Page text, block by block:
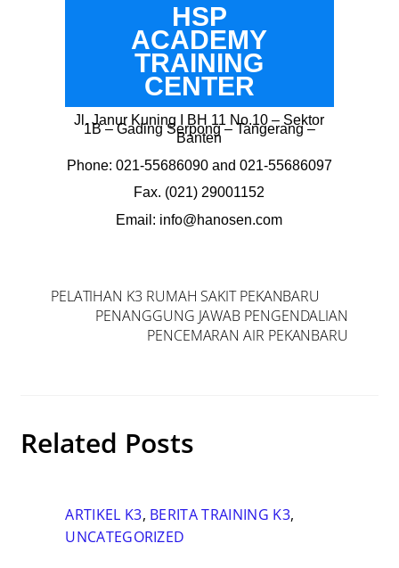
HSP
ACADEMY
TRAINING
CENTER
Jl. Janur Kuning I BH 11 No.10 – Sektor
1B – Gading Serpong – Tangerang –
Banten
Phone: 021-55686090 and 021-55686097
Fax. (021) 29001152
Email: info@hanosen.com
PELATIHAN K3 RUMAH SAKIT PEKANBARU
PENANGGUNG JAWAB PENGENDALIAN
PENCEMARAN AIR PEKANBARU
Related Posts
ARTIKEL K3, BERITA TRAINING K3,
UNCATEGORIZED